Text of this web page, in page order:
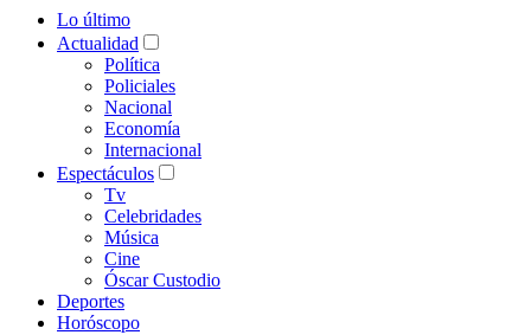
Lo último
Actualidad
Política
Policiales
Nacional
Economía
Internacional
Espectáculos
Tv
Celebridades
Música
Cine
Óscar Custodio
Deportes
Horóscopo